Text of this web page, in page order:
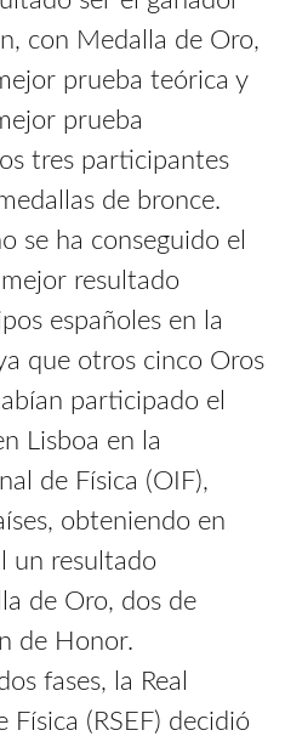
con Medalla de Oro,
prueba teórica y
prueba
tres participantes
de bronce.
se ha conseguido el
resultado
españoles en la
que otros cinco Oros
participado el
Lisboa en la
de Física (OIF),
obteniendo en
un resultado
de Oro, dos de
de Honor.
fases, la Real
Física (RSEF) decidió